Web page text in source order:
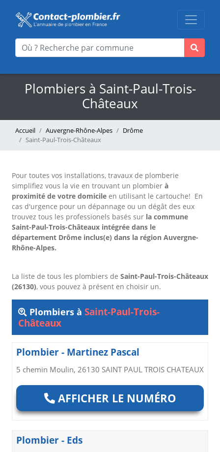
Plombiers à Saint-Paul-Trois-
Châteaux
Accueil Auvergne-Rhône-Alpes
Drôme
Saint-Paul-Trois-Châteaux
Pour toutes vos installations, travaux de plomberie
simplifiez vous la vie en trouvant un plombier à
proximité de votre domicile en utilisant le cartouche! En
cas d'urgence pour un dépannage ou un dégât des eux
trouvez tous les professionels basés sur la commune
Saint-Paul-Trois-Châteaux intégrée dans le
département Drôme inclus(e) dans la région Auvergne-
Rhône-Alpes.
La liste de tous les plombiers de Saint-Paul-Trois-Châteaux
(26130), vous pouvez à présent en choisir un.
Plombiers à Saint-Paul-Trois-
Châteaux
Plombier - Martinez Pascal
5 chemin Moulin, 26130 SAINT PAUL TROIS CHATEAUX
AFFICHER LE NUMÉRO
Plombier - Eds